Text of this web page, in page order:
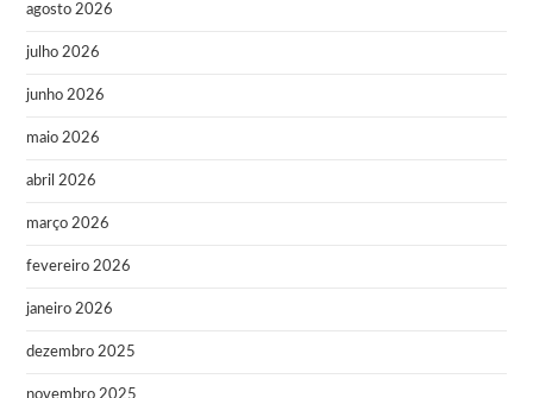
agosto 2026
julho 2026
junho 2026
maio 2026
abril 2026
março 2026
fevereiro 2026
janeiro 2026
dezembro 2025
novembro 2025